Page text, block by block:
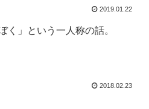
2019.01.22
ぼく」という一人称の話。
2018.02.23